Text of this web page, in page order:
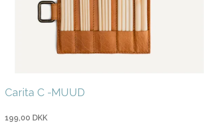
Carita C -MUUD
199,00 DKK